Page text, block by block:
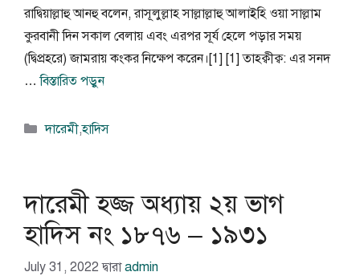
রাদ্বিয়াল্লাহু আনহু বলেন, রাসূলুল্লাহ সাল্লাল্লাহু আলাইহি ওয়া সাল্লাম
কুরবানী দিন সকাল বেলায় এবং এরপর সূর্য হেলে পড়ার সময়
(দ্বিপ্রহরে) জামরায় কংকর নিক্ষেপ করেন।[1] [1] তাহক্বীক্ব: এর সনদ
…বিস্তারিত পড়ুন
বিভাগ
দারেমী,হাদিস
দারেমী হজ্জ অধ্যায় ২য় ভাগ
হাদিস নং ১৮৭৬ – ১৯৩১
July 31, 2022 দ্বারাadmin